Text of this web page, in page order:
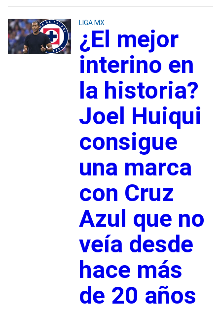
LIGA MX
¿El mejor
interino en
la historia?
Joel Huiqui
consigue
una marca
con Cruz
Azul que no
veía desde
hace más
de 20 años